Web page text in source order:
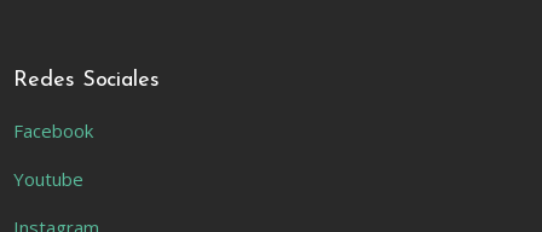
Redes Sociales
Facebook
Youtube